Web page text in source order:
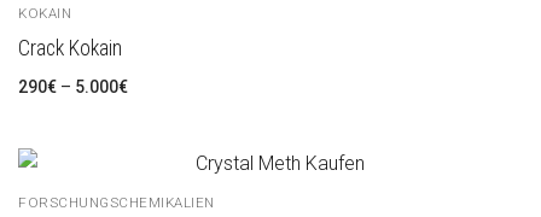
KOKAIN
Crack Kokain
290€ – 5.000€
FORSCHUNGSCHEMIKALIEN